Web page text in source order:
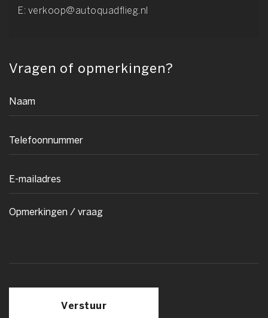
E: verkoop@autoquadflieg.nl
Vragen of opmerkingen?
Verstuur